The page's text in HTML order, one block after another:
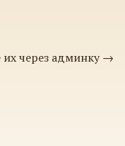
их через админку →